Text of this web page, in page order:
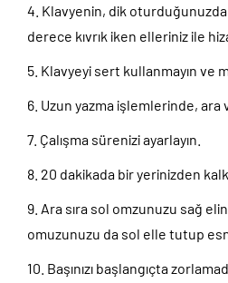
Klavyenin, dik oturduğunuzda
derece kıvrık iken elleriniz ile
Klavyeyi sert kullanmayın ve
Uzun yazma işlemlerinde, ara
Çalışma sürenizi ayarlayın.
20 dakikada bir yerinizden
Ara sıra sol omzunuzu sağ
omuzunuzu da sol elle tutup
Başınızı başlangıçta